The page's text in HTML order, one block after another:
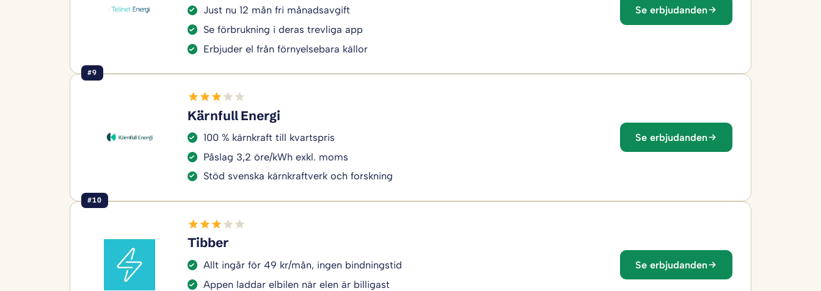
Just nu 12 mån fri månadsavgift
Se förbrukning i deras trevliga app
Erbjuder el från förnyelsebara källor
Se erbjudanden
#9
Kärnfull Energi
100 % kärnkraft till kvartspris
Påslag 3,2 öre/kWh exkl. moms
Stöd svenska kärnkraftverk och forskning
Se erbjudanden
#10
Tibber
Allt ingår för 49 kr/mån, ingen bindningstid
Appen laddar elbilen när elen är billigast
Se erbjudanden